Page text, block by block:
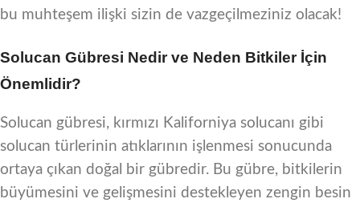
bu muhteşem ilişki sizin de vazgeçilmeziniz olacak!
Solucan Gübresi Nedir ve Neden Bitkiler İçin
Önemlidir?
Solucan gübresi, kırmızı Kaliforniya solucanı gibi
solucan türlerinin atıklarının işlenmesi sonucunda
ortaya çıkan doğal bir gübredir. Bu gübre, bitkilerin
büyümesini ve gelişmesini destekleyen zengin besin